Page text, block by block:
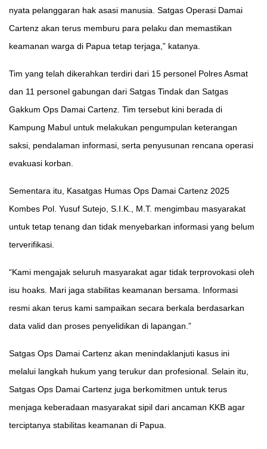
nyata pelanggaran hak asasi manusia. Satgas Operasi Damai
Cartenz akan terus memburu para pelaku dan memastikan
keamanan warga di Papua tetap terjaga,” katanya.
Tim yang telah dikerahkan terdiri dari 15 personel Polres Asmat
dan 11 personel gabungan dari Satgas Tindak dan Satgas
Gakkum Ops Damai Cartenz. Tim tersebut kini berada di
Kampung Mabul untuk melakukan pengumpulan keterangan
saksi, pendalaman informasi, serta penyusunan rencana operasi
evakuasi korban.
Sementara itu, Kasatgas Humas Ops Damai Cartenz 2025
Kombes Pol. Yusuf Sutejo, S.I.K., M.T. mengimbau masyarakat
untuk tetap tenang dan tidak menyebarkan informasi yang belum
terverifikasi.
“Kami mengajak seluruh masyarakat agar tidak terprovokasi oleh
isu hoaks. Mari jaga stabilitas keamanan bersama. Informasi
resmi akan terus kami sampaikan secara berkala berdasarkan
data valid dan proses penyelidikan di lapangan.”
Satgas Ops Damai Cartenz akan menindaklanjuti kasus ini
melalui langkah hukum yang terukur dan profesional. Selain itu,
Satgas Ops Damai Cartenz juga berkomitmen untuk terus
menjaga keberadaan masyarakat sipil dari ancaman KKB agar
terciptanya stabilitas keamanan di Papua.